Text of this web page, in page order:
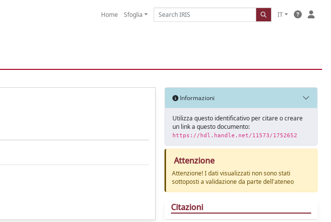
Home Sfoglia IT
Informazioni
Utilizza questo identificativo per citare o creare
un link a questo documento:
https://hdl.handle.net/11573/1752652
Attenzione
Attenzione! I dati visualizzati non sono stati
sottoposti a validazione da parte dell'ateneo
Citazioni